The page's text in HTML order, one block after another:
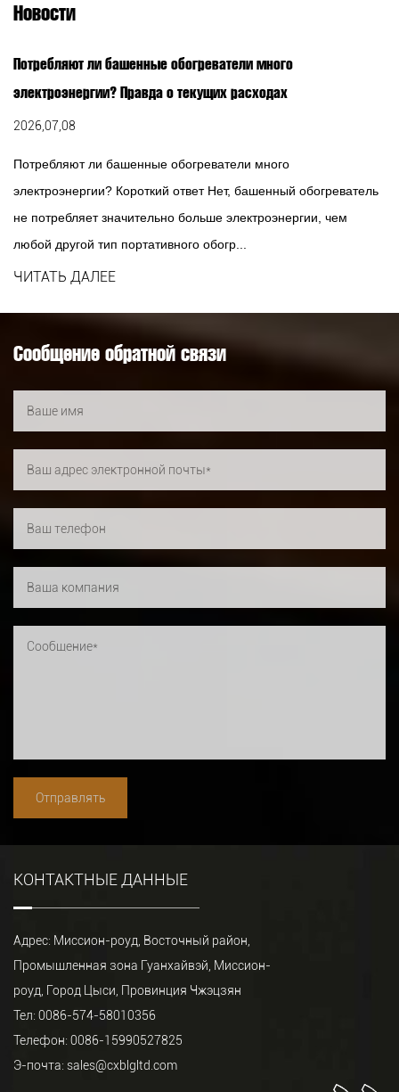
Новости
Потребляют ли башенные обогреватели много
электроэнергии? Правда о текущих расходах
2026,07,08
Потребляют ли башенные обогреватели много
электроэнергии? Короткий ответ Нет, башенный обогреватель
не потребляет значительно больше электроэнергии, чем
любой другой тип портативного обогр...
ЧИТАТЬ ДАЛЕЕ
Сообщение обратной связи
КОНТАКТНЫЕ ДАННЫЕ
Адрес: Миссион-роуд, Восточный район,
Промышленная зона Гуанхайвэй, Миссион-
роуд, Город Цыси, Провинция Чжэцзян
Тел: 0086-574-58010356
Телефон: 0086-15990527825
Э-почта: sales@cxblgltd.com